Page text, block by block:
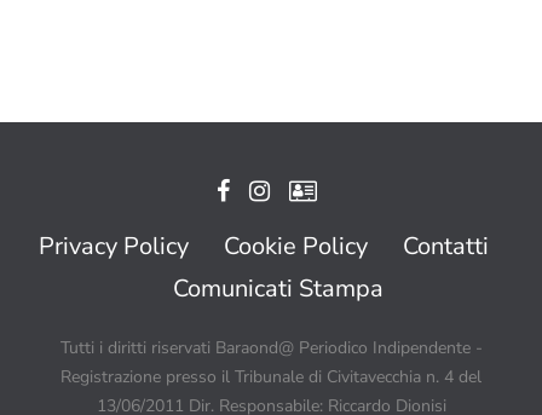
Privacy Policy Cookie Policy
Contatti
Comunicati Stampa
Tutti i diritti riservati Baraond@ Periodico Indipendente -
Registrazione presso il Tribunale di Civitavecchia n. 4 del
13/06/2011 Dir. Responsabile: Riccardo Dionisi